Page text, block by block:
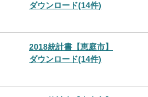
ダウンロード(14件)
2018統計書【恵庭市】
ダウンロード(14件)